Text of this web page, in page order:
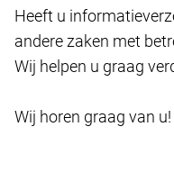
Heeft u
andere zaken met
Wij helpen u graag
Wij horen graag van u!